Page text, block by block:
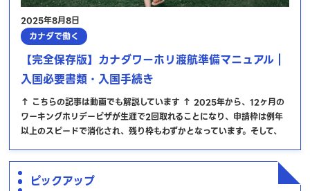
2025年8月8日
カナダで働く
【完全保存版】カナダワーホリ渡航準備マニュアル｜
入国必要書類・入国手続き
↑ こちらの記事は動画でも解説しています ↑ 2025年から、12ヶ月の
ワーキングホリデービザが生涯で2回取れることになり、申請枠は例年
以上のスピードで消化され、残り枠もわずかとなっています。そして、
ピックアップ